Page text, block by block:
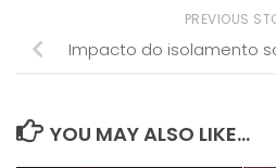
PREVIOUS
Impacto do isolamento
YOU MAY ALSO LIKE...